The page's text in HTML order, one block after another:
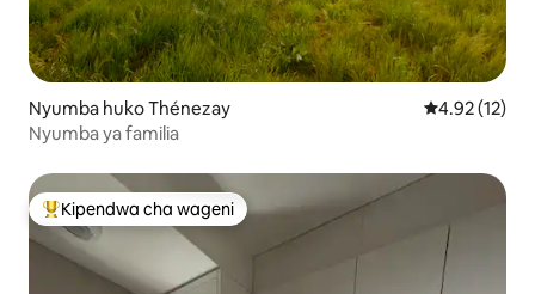
Nyumba huko Thénezay Ukadiriaji wa
4.92 (12)
Nyumba ya familia
Kipendwa maarufu cha wageni
Kipendwa cha wageni